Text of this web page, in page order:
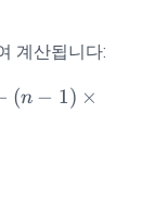
계산됩니다:
(n − 1) ×